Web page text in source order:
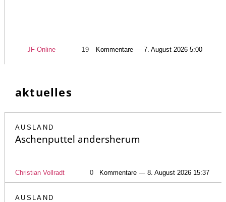
JF-Online 19 Kommentare — 7. August 2026 5:00
aktuelles
AUSLAND
Aschenputtel andersherum
Christian Vollradt 0 Kommentare — 8. August 2026 15:37
AUSLAND